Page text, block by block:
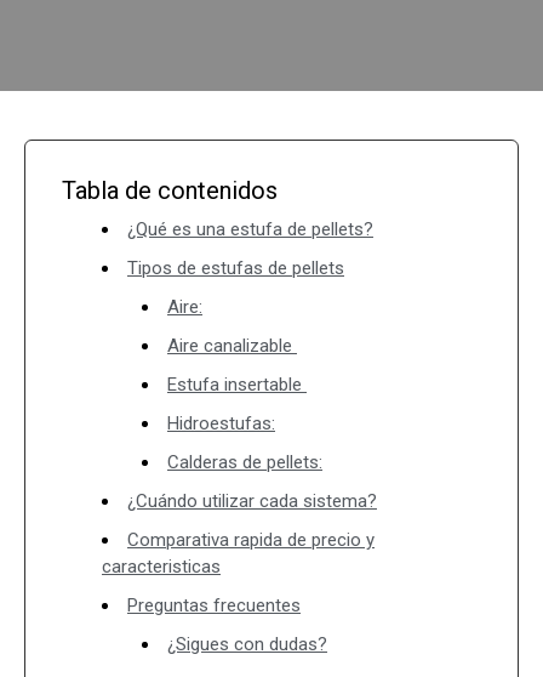
Tabla de contenidos
¿Qué es una estufa de pellets?
Tipos de estufas de pellets
Aire:
Aire canalizable
Estufa insertable
Hidroestufas:
Calderas de pellets:
¿Cuándo utilizar cada sistema?
Comparativa rapida de precio y
caracteristicas
Preguntas frecuentes
¿Sigues con dudas?